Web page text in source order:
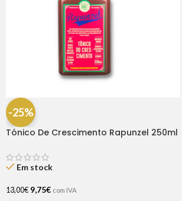
-25%
Tónico De Crescimento Rapunzel 250ml
Em stock
13,00€ 9,75€ com IVA